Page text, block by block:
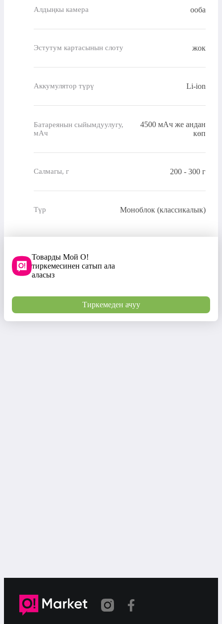
Алдыңкы камера ооба
Эстутум картасынын слоту жок
Аккумулятор түрү Li-ion
Батареянын сыйымдуулугу,
мАч
4500 мАч же андан
көп
Салмагы, г 200 - 300 г
Түр Моноблок (классикалык)
Товарды Мой О!
тиркемесинен сатып ала
аласыз
Тиркемеден ачуу